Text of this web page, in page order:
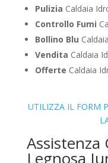
Pulizia Caldaia
Controllo Fumi
Bollino Blu
Vendita Caldaia
Offerte Caldaia
UTILIZZA IL FORM
Assistenza
Legnosa